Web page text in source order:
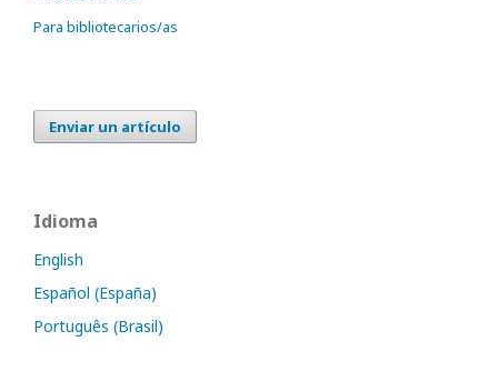
Para bibliotecarios/as
Enviar un artículo
Idioma
English
Español (España)
Português (Brasil)